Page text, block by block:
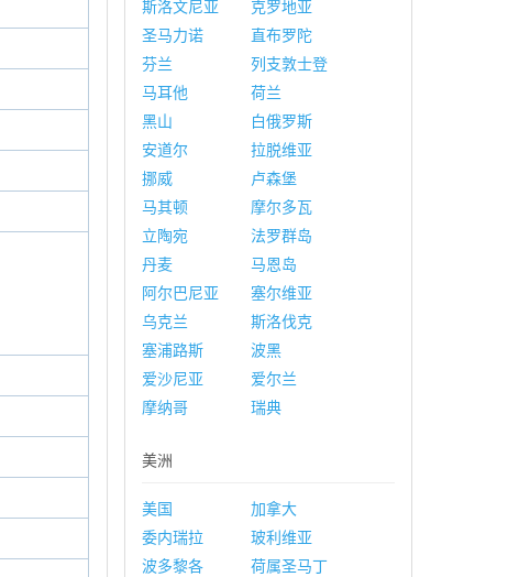
斯洛文尼亚
克罗地亚
圣马力诺
直布罗陀
芬兰
列支敦士登
马耳他
荷兰
黑山
白俄罗斯
安道尔
拉脱维亚
挪威
卢森堡
马其顿
摩尔多瓦
立陶宛
法罗群岛
丹麦
马恩岛
阿尔巴尼亚
塞尔维亚
乌克兰
斯洛伐克
塞浦路斯
波黑
爱沙尼亚
爱尔兰
摩纳哥
瑞典
美洲
美国
加拿大
委内瑞拉
玻利维亚
波多黎各
荷属圣马丁